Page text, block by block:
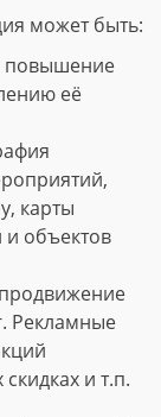
может быть:
повышение
её
карты
объектов
Рекламные
и т.п.